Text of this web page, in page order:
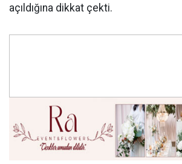
açıldığına dikkat çekti.